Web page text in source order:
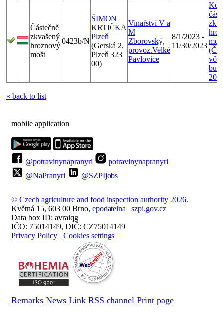
Částečně
zkvašený
hroznový
mošt
0423b/N
ŠIMON
KRTIČKA
Plzeň
(Gerská 2,
Plzeň 323
00)
Vinařství V a
M
Zborovský,
provoz.Velké
Pavlovice
8/1/2023 -
11/30/2023
« back to list
mobile application
@potravinynapranyri
potravinynapranyri
@NaPranyri
@SZPIjobs
© Czech agriculture and food inspection authority 2026.
Květná 15, 603 00 Brno, epodatelna
szpi.gov.cz
Data box ID: avraiqg
IČO: 75014149, DIČ: CZ75014149
Privacy Policy
Cookies settings
Remarks News Link RSS channel Print page